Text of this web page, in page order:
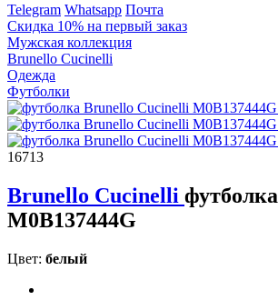
Telegram Whatsapp Почта
Скидка 10% на первый заказ
Мужская коллекция
Brunello Cucinelli
Одежда
Футболки
16713
Brunello Cucinelli футболка
M0B137444G
Цвет: белый